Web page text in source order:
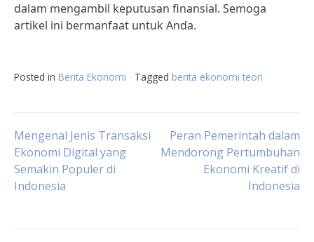
dalam mengambil keputusan finansial. Semoga
artikel ini bermanfaat untuk Anda.
Posted in Berita Ekonomi Tagged berita ekonomi teori
Post
navigation
Mengenal Jenis Transaksi
Ekonomi Digital yang
Semakin Populer di
Indonesia
Peran Pemerintah dalam
Mendorong Pertumbuhan
Ekonomi Kreatif di
Indonesia